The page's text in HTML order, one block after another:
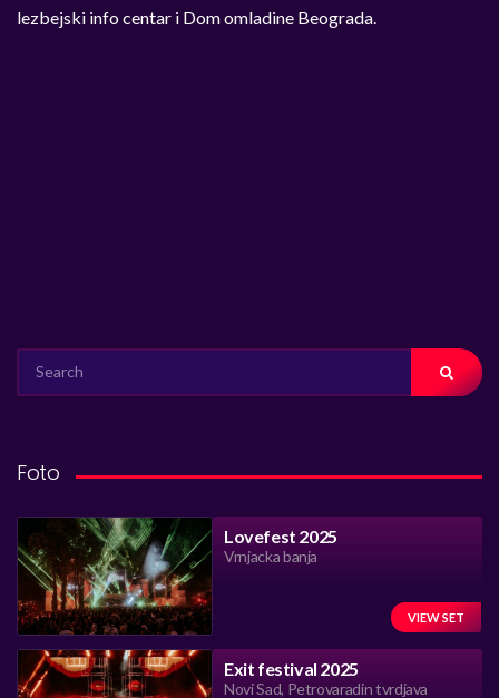
lezbejski info centar i Dom omladine Beograda.
FOR:
Foto
Lovefest 2025
Vrnjacka banja
VIEW SET
Exit festival 2025
Novi Sad, Petrovaradin tvrdjava